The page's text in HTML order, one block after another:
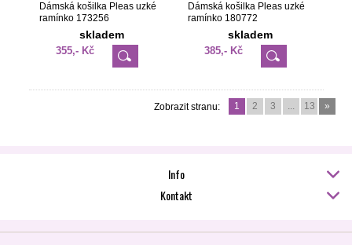
Dámská košilka Pleas uzké
ramínko 173256
skladem
355,- Kč
Dámská košilka Pleas uzké
ramínko 180772
skladem
385,- Kč
Zobrazit stranu: 1 2 3 ... 13 »
Info
Kontakt